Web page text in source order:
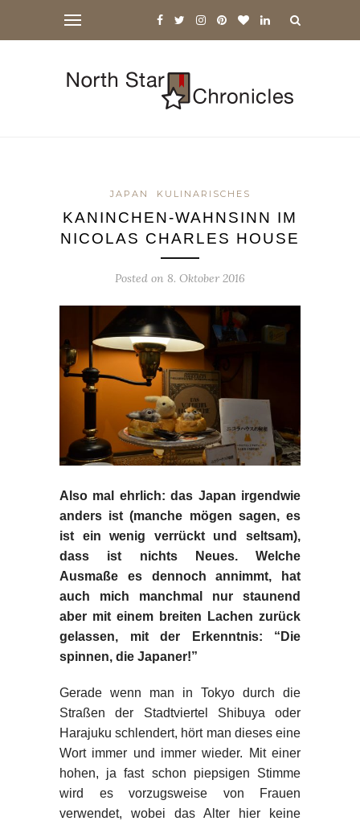
JAPAN KULINARISCHES
KANINCHEN-WAHNSINN IM
NICOLAS CHARLES HOUSE
Posted on 8. Oktober 2016
Also mal ehrlich: das Japan irgendwie
anders ist (manche mögen sagen, es
ist ein wenig verrückt und seltsam),
dass ist nichts Neues. Welche
Ausmaße es dennoch annimmt, hat
auch mich manchmal nur staunend
aber mit einem breiten Lachen zurück
gelassen, mit der Erkenntnis: “Die
spinnen, die Japaner!”
Gerade wenn man in Tokyo durch die
Straßen der Stadtviertel Shibuya oder
Harajuku schlendert, hört man dieses eine
Wort immer und immer wieder. Mit einer
hohen, ja fast schon piepsigen Stimme
wird es vorzugsweise von Frauen
verwendet, wobei das Alter hier keine